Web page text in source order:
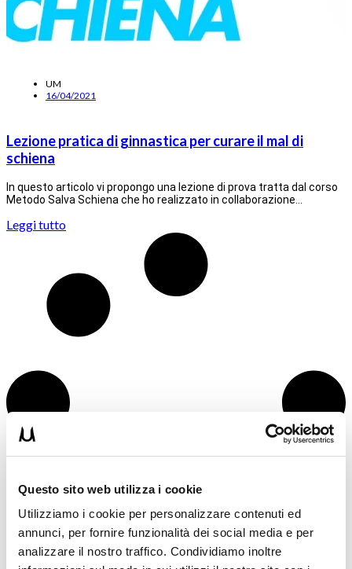
Questo sito web utilizza i cookie
Utilizziamo i cookie per personalizzare contenuti ed
annunci, per fornire funzionalità dei social media e per
analizzare il nostro traffico. Condividiamo inoltre
UM
16/04/2021
Lezione pratica di ginnastica per curare il mal di
schiena
In questo articolo vi propongo una lezione di prova tratta dal corso
Metodo Salva Schiena che ho realizzato in collaborazione…
Leggi tutto